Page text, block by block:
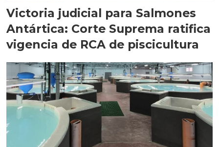
Victoria judicial para Salmones
Antártica: Corte Suprema ratifica
vigencia de RCA de piscicultura